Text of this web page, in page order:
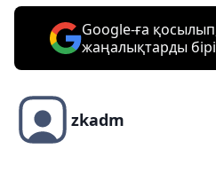
Google-ға
жаңалықтарды
zkadm